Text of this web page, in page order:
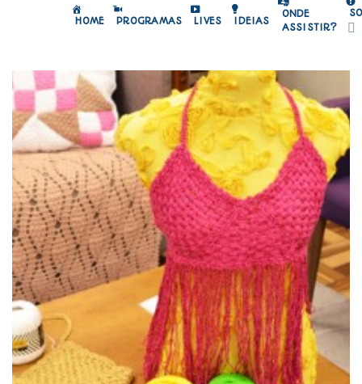
HOME PROGRAMAS LIVES IDEIAS
ONDE
ASSISTIR?